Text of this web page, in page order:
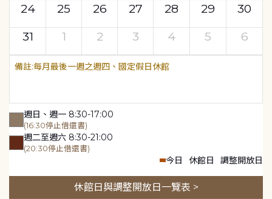
24
25 26 27 28 29
30
31
1 2 3 4 5 6
每月最後一週之週四、國定假日休館
週日、週一 8:30-17:00
(16:30停止借還書)
週二至週六 8:30-21:00
(20:30停止借還書)
今日 休館日 調整開放日
休館日與調整開放日一覽表 >